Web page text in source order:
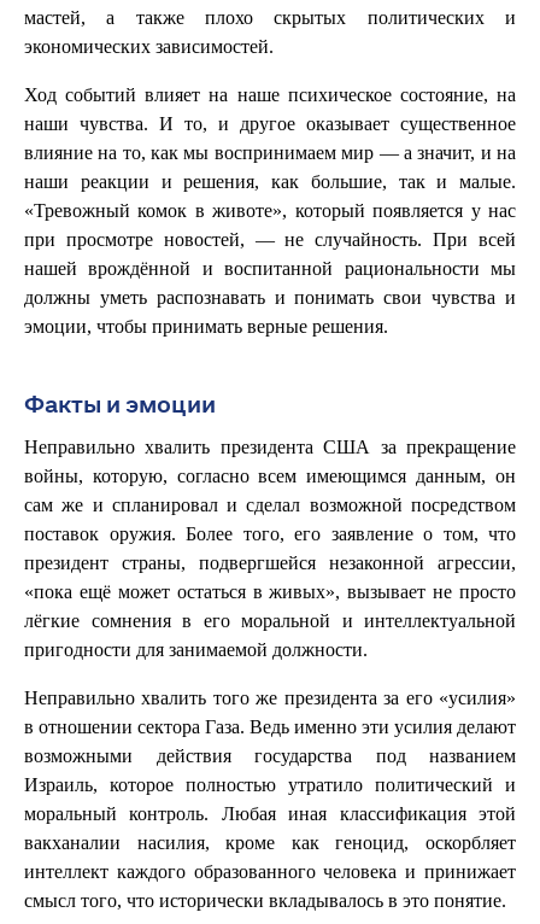
мастей, а также плохо скрытых политических и
экономических зависимостей.
Ход событий влияет на наше психическое состояние, на
наши чувства. И то, и другое оказывает существенное
влияние на то, как мы воспринимаем мир — а значит, и на
наши реакции и решения, как большие, так и малые.
«Тревожный комок в животе», который появляется у нас
при просмотре новостей, — не случайность. При всей
нашей врождённой и воспитанной рациональности мы
должны уметь распознавать и понимать свои чувства и
эмоции, чтобы принимать верные решения.
Факты и эмоции
Неправильно хвалить президента США за прекращение
войны, которую, согласно всем имеющимся данным, он
сам же и спланировал и сделал возможной посредством
поставок оружия. Более того, его заявление о том, что
президент страны, подвергшейся незаконной агрессии,
«пока ещё может остаться в живых», вызывает не просто
лёгкие сомнения в его моральной и интеллектуальной
пригодности для занимаемой должности.
Неправильно хвалить того же президента за его «усилия»
в отношении сектора Газа. Ведь именно эти усилия делают
возможными действия государства под названием
Израиль, которое полностью утратило политический и
моральный контроль. Любая иная классификация этой
вакханалии насилия, кроме как геноцид, оскорбляет
интеллект каждого образованного человека и принижает
смысл того, что исторически вкладывалось в это понятие.